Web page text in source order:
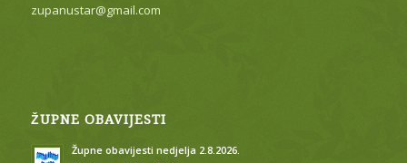
zupanustar@gmail.com
ŽUPNE OBAVIJESTI
Župne obavijesti nedjelja 2.8.2026.